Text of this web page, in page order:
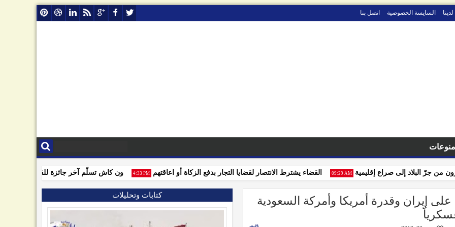
السايسة الخصوصية اتصل بنا
منوعات
ون كاش تسلّم آخر جائزة للفائزين بمسابقة 09:29 AM جرّ البلاد إلى صراع إقليمية 4:33 PM القضاء يشترط الانتصار لقضايا التجار بدفع الزكاة أو اعاقتهم
إيران وقدرة أمريكا وأمركة السعودية
كتابات وتحليلات